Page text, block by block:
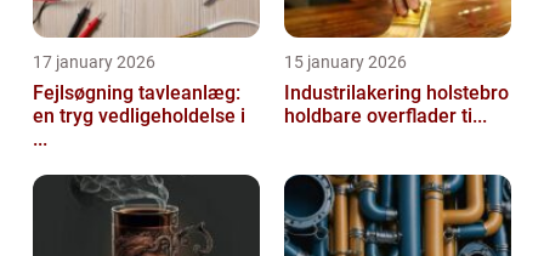
17 january 2026
Fejlsøgning tavleanlæg:
en tryg vedligeholdelse i
...
15 january 2026
Industrilakering holstebro
holdbare overflader ti...